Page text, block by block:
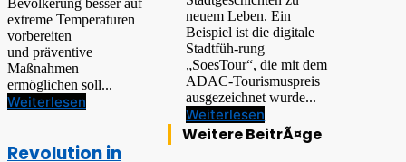
Bevölkerung besser auf
extreme Temperaturen
vorbereiten
und präventive
Maßnahmen
ermöglichen soll...
Weiterlesen
neuem Leben. Ein
Beispiel ist die digitale
Stadtfüh-rung
„SoesTour“, die mit dem
ADAC-Tourismuspreis
ausgezeichnet wurde...
Weiterlesen
Revolution in
Weitere BeitrÃ¤ge